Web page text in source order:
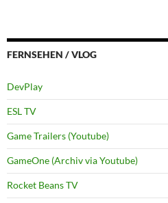
FERNSEHEN / VLOG
DevPlay
ESL TV
Game Trailers (Youtube)
GameOne (Archiv via Youtube)
Rocket Beans TV